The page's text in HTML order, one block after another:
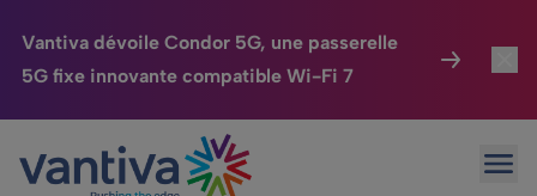
Vantiva dévoile Condor 5G, une passerelle
5G fixe innovante compatible Wi-Fi 7
Passer au contenu principal
Maison Connectée
HomeSight